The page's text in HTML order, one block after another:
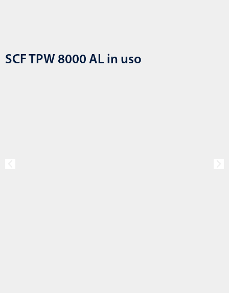
SCF TPW 8000 AL in uso